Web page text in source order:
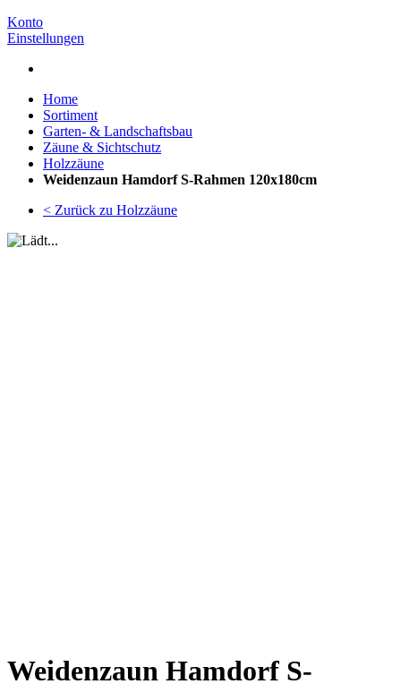
Konto
Einstellungen
Home
Sortiment
Garten- & Landschaftsbau
Zäune & Sichtschutz
Holzzäune
Weidenzaun Hamdorf S-Rahmen 120x180cm
< Zurück zu Holzzäune
Weidenzaun Hamdorf S-